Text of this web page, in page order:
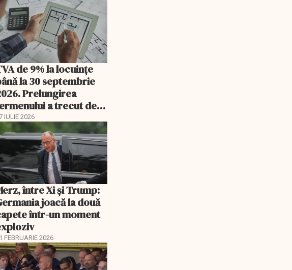
de 9% la locuințe
la 30 septembrie
Prelungirea
a trecut de
din Parlament
IULIE 2026
între Xi și Trump:
joacă la două
într-un moment
FEBRUARIE 2026